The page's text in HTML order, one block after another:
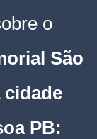
o
São
cidade
PB: